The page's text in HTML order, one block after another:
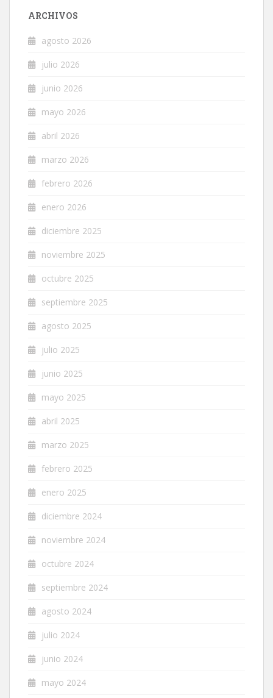
ARCHIVOS
agosto 2026
julio 2026
junio 2026
mayo 2026
abril 2026
marzo 2026
febrero 2026
enero 2026
diciembre 2025
noviembre 2025
octubre 2025
septiembre 2025
agosto 2025
julio 2025
junio 2025
mayo 2025
abril 2025
marzo 2025
febrero 2025
enero 2025
diciembre 2024
noviembre 2024
octubre 2024
septiembre 2024
agosto 2024
julio 2024
junio 2024
mayo 2024